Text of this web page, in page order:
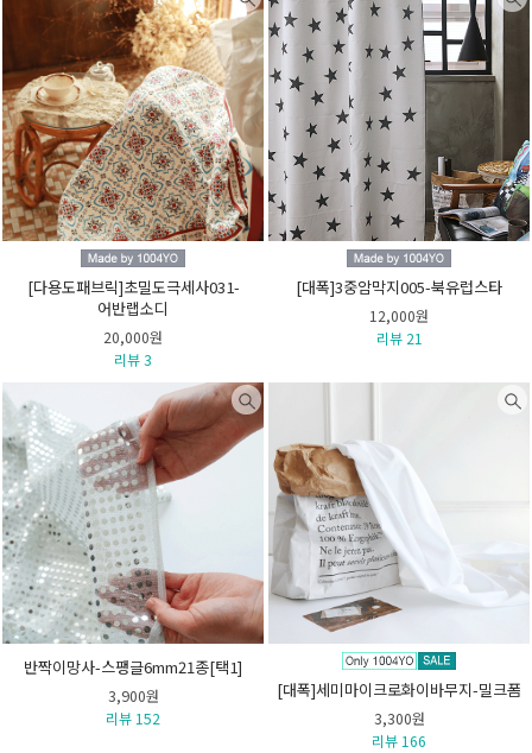
[다용도패브릭]초밀도극세사031-
어반랩소디
20,000원
리뷰 3
[대폭]3중암막지005-북유럽스타
12,000원
리뷰 21
반짝이망사-스팽글6mm21종[택1]
3,900원
리뷰 152
[대폭]세미마이크로화이바무지-밀크폼
3,300원
리뷰 166